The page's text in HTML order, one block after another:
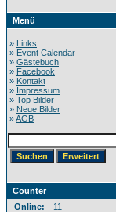
Menü
» Links
» Event Calendar
» Gästebuch
» Facebook
» Kontakt
» Impressum
» Top Bilder
» Neue Bilder
»AGB
Counter
Online:
11